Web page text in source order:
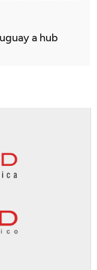
a hub